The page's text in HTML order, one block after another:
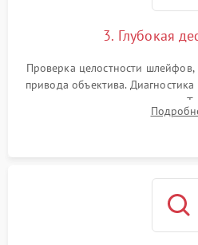
3. Глубокая
Проверка целостности
привода объектива.
питания и картоприемника.
затвора и блока